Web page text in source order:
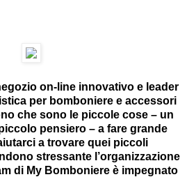
on-line innovativo e leader
per bomboniere e accessori
che sono le piccole cose – un
pensiero – a fare grande
a trovare quei piccoli
stressante l’organizzazione
di My Bomboniere è impegnato